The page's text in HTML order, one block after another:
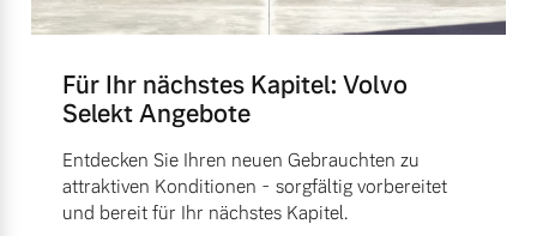
Für Ihr nächstes Kapitel: Volvo
Selekt Angebote
Entdecken Sie Ihren neuen Gebrauchten zu
attraktiven Konditionen - sorgfältig vorbereitet
und bereit für Ihr nächstes Kapitel.